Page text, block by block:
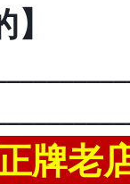
牌老